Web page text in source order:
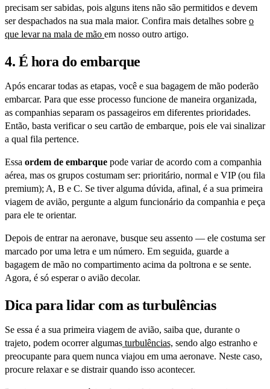
precisam ser sabidas, pois alguns itens não são permitidos e devem
ser despachados na sua mala maior. Confira mais detalhes sobre o
que levar na mala de mão em nosso outro artigo.
4. É hora do embarque
Após encarar todas as etapas, você e sua bagagem de mão poderão
embarcar. Para que esse processo funcione de maneira organizada,
as companhias separam os passageiros em diferentes prioridades.
Então, basta verificar o seu cartão de embarque, pois ele vai sinalizar
a qual fila pertence.
Essa ordem de embarque pode variar de acordo com a companhia
aérea, mas os grupos costumam ser: prioritário, normal e VIP (ou fila
premium); A, B e C. Se tiver alguma dúvida, afinal, é a sua primeira
viagem de avião, pergunte a algum funcionário da companhia e peça
para ele te orientar.
Depois de entrar na aeronave, busque seu assento — ele costuma ser
marcado por uma letra e um número. Em seguida, guarde a
bagagem de mão no compartimento acima da poltrona e se sente.
Agora, é só esperar o avião decolar.
Dica para lidar com as turbulências
Se essa é a sua primeira viagem de avião, saiba que, durante o
trajeto, podem ocorrer algumas turbulências, sendo algo estranho e
preocupante para quem nunca viajou em uma aeronave. Neste caso,
procure relaxar e se distrair quando isso acontecer.